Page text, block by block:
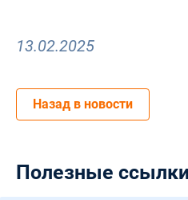
13.02.2025
Назад в новости
Полезные ссылки